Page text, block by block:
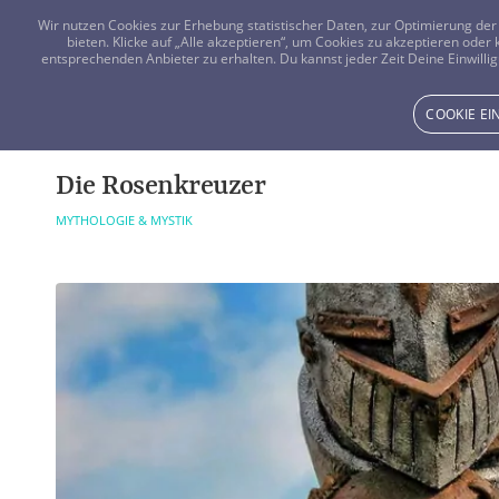
Die Rosenkreuzer
MYTHOLOGIE & MYSTIK
Wir nutzen Cookies zur Erhebung statistischer Daten, zur Optimierung
bieten. Klicke auf „Alle akzeptieren“, um Cookies zu akzeptieren
entsprechenden Anbieter zu erhalten. Du kannst jeder Zeit Deine
COOKIE